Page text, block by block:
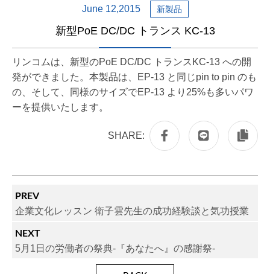
June 12,2015 新製品
新型PoE DC/DC トランス KC-13
リンコムは、新型のPoE DC/DC トランスKC-13 への開
発ができました。本製品は、EP-13 と同じpin to pin のも
の、そして、同様のサイズでEP-13 より25%も多いパワ
ーを提供いたします。
SHARE:
PREV
企業文化レッスン 衛子雲先生の成功経験談と気功授業
NEXT
5月1日の労働者の祭典-『あなたへ』の感謝祭-